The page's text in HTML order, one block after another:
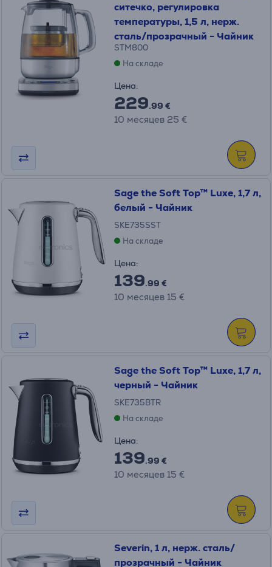
ситечко, pегулировка
температуры, 1,5 л, нерж.
сталь/прозрачный - Чайник
STM800
На складе
Цена:
229.99 €
10 месяцев 25 €
Sage the Soft Top™ Luxe, 1,7 л,
белый - Чайник
SKE735SST
На складе
Цена:
139.99 €
10 месяцев 15 €
Sage the Soft Top™ Luxe, 1,7 л,
черный - Чайник
SKE735BTR
На складе
Цена:
139.99 €
10 месяцев 15 €
Severin, 1 л, нерж. сталь/
прозрачный - Чайник